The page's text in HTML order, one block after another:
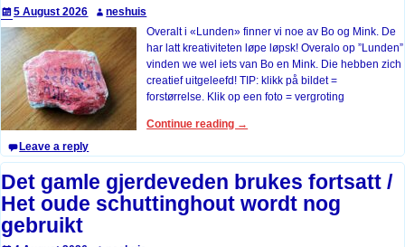
5 August 2026
neshuis
Overalt i «Lunden» finner vi noe av Bo og Mink. De
har latt kreativiteten løpe løpsk! Overalo op ”Lunden”
vinden we wel iets van Bo en Mink. Die hebben zich
creatief uitgeleefd! TIP: klikk på bildet =
forstørrelse. Klik op een foto = vergroting
Continue reading →
Leave a reply
Det gamle gjerdeveden brukes fortsatt /
Het oude schuttinghout wordt nog
gebruikt